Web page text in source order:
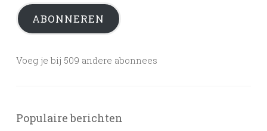
ABONNEREN
Voeg je bij 509 andere abonnees
Populaire berichten